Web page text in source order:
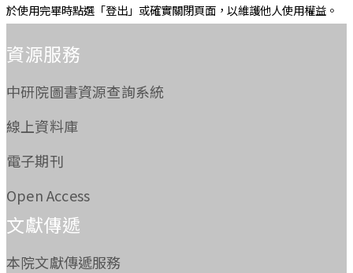
於使用完畢時點選「登出」或確實關閉頁面，以維護他人使用權益。
資源服務
中研院圖書資源查詢系統
線上資料庫
電子期刊
Open Access
文獻傳遞
本院文獻傳遞服務